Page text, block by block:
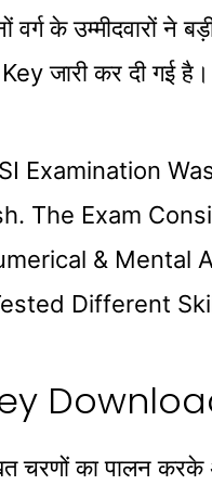
वर्ग के उम्मीदवारों ने
जारी कर दी गई है।
Examination
The Exam
& Mental
Different
चरणों का पालन